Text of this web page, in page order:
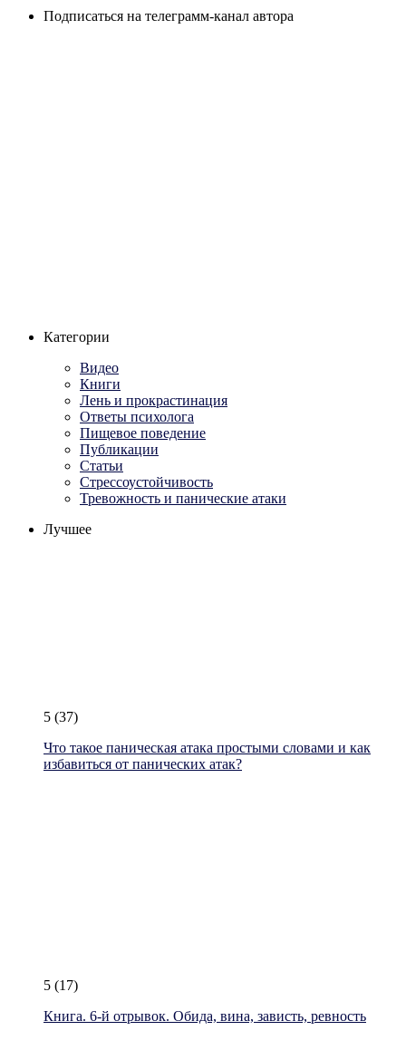
EvernoteПодписаться на телеграмм-канал автора
Категории
Видео
Книги
Лень и прокрастинация
Ответы психолога
Пищевое поведение
Публикации
Статьи
Стрессоустойчивость
Тревожность и панические атаки
Лучшее
5 (37)
Что такое паническая атака простыми словами и как
избавиться от панических атак?
5 (17)
Книга. 6-й отрывок. Обида, вина, зависть, ревность